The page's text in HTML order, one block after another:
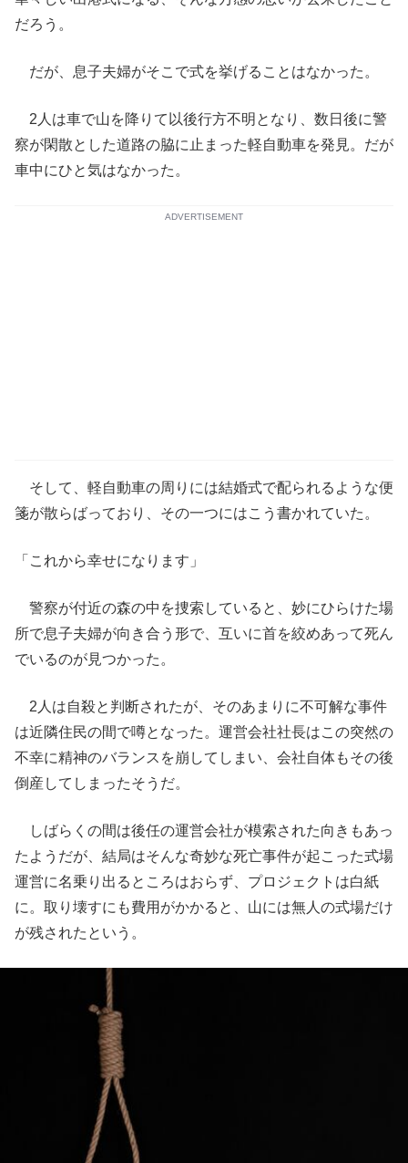
だろう。
だが、息子夫婦がそこで式を挙げることはなかった。
2人は車で山を降りて以後行方不明となり、数日後に警
察が閑散とした道路の脇に止まった軽自動車を発見。だが
車中にひと気はなかった。
ADVERTISEMENT
そして、軽自動車の周りには結婚式で配られるような便
箋が散らばっており、その一つにはこう書かれていた。
「これから幸せになります」
警察が付近の森の中を捜索していると、妙にひらけた場
所で息子夫婦が向き合う形で、互いに首を絞めあって死ん
でいるのが見つかった。
2人は自殺と判断されたが、そのあまりに不可解な事件
は近隣住民の間で噂となった。運営会社社長はこの突然の
不幸に精神のバランスを崩してしまい、会社自体もその後
倒産してしまったそうだ。
しばらくの間は後任の運営会社が模索された向きもあっ
たようだが、結局はそんな奇妙な死亡事件が起こった式場
運営に名乗り出るところはおらず、プロジェクトは白紙
に。取り壊すにも費用がかかると、山には無人の式場だけ
が残されたという。